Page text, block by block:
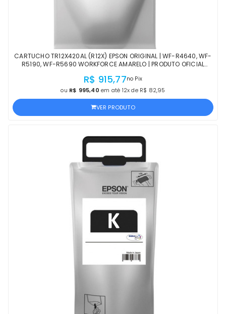
CARTUCHO TR12X420AL (R12X) EPSON ORIGINAL | WF-R4640, WF-
R5190, WF-R5690 WORKFORCE AMARELO | PRODUTO OFICIAL
R$ 915,77no Pix
ou R$ 995,40 em até 12x de R$ 82,95
VER PRODUTO